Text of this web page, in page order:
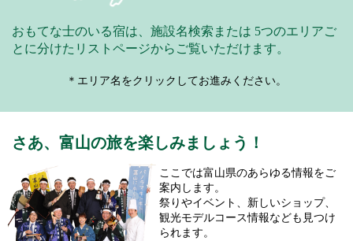
おもてな士のいる宿は、施設名検索または 5つのエリアご
とに分けたリストページからご覧いただけます。
＊エリア名をクリックしてお進みください。
さあ、富山の旅を楽しみましょう！
ここでは富山県のあらゆる情報をご
案内します。
祭りやイベント、新しいショップ、
観光モデルコース情報なども見つけ
られます。